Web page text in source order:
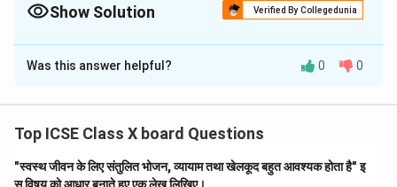
diagonal line that adds dynamism. Below-eye-level view means
you see more top surfaces; use this to show the roundness of
Show Solution Verified By Collegedunia
Solution and Explanation
Objects:
Bottle-gourd (minimum 25 cm long)
Was this answer helpful? 0 0
Top ICSE Class X board Questions
"स्वस्थ जीवन के लिए संतुलित भोजन, व्यायाम तथा खेलकूद बहुत आवश्यक होता है" इ